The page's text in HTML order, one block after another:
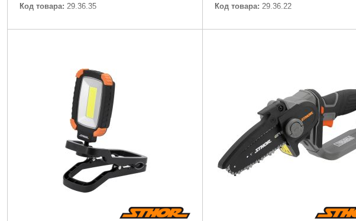
Код товара: 29.36.35
Подробнее...
Код товара: 29.36.22
Подробнее...